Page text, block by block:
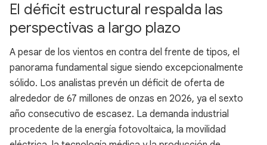
El déficit estructural respalda las
perspectivas a largo plazo
A pesar de los vientos en contra del frente de tipos, el
panorama fundamental sigue siendo excepcionalmente
sólido. Los analistas prevén un déficit de oferta de
alrededor de 67 millones de onzas en 2026, ya el sexto
año consecutivo de escasez. La demanda industrial
procedente de la energía fotovoltaica, la movilidad